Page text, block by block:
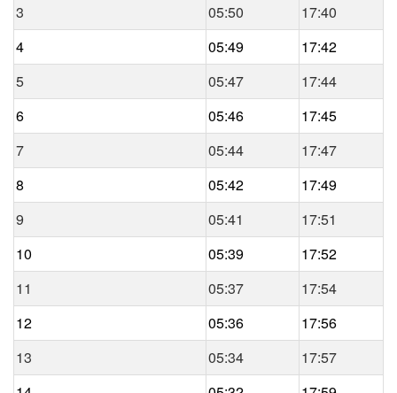
3
05:50
17:40
4
05:49
17:42
5
05:47
17:44
6
05:46
17:45
7
05:44
17:47
8
05:42
17:49
9
05:41
17:51
10
05:39
17:52
11
05:37
17:54
12
05:36
17:56
13
05:34
17:57